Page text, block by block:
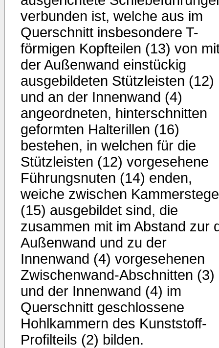
verbunden ist, welche aus im
Querschnitt insbesondere T-
förmigen Kopfteilen (13) von
der Außenwand einstückig
ausgebildeten Stützleisten (12)
und an der Innenwand (4)
angeordneten, hinterschnitten
geformten Halterillen (16)
bestehen, in welchen für die
Stützleisten (12) vorgesehene
Führungsnuten (14) enden,
weiche zwischen
(15) ausgebildet sind, die
zusammen mit im Abstand zur
Außenwand und zu der
Innenwand (4) vorgesehenen
Zwischenwand-Abschnitten (3)
und der Innenwand (4) im
Querschnitt geschlossene
Hohlkammern des Kunststoff-
Profilteils (2) bilden.